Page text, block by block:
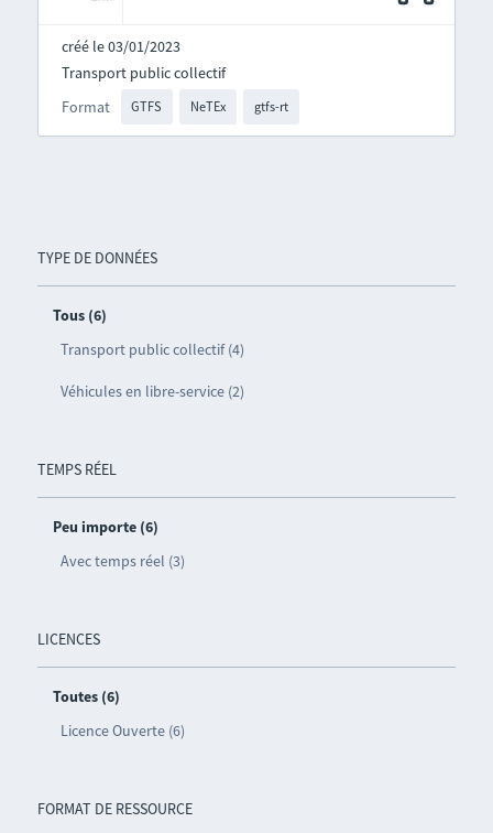
TYPE DE DONNÉES
Tous (6)
Transport public collectif (4)
Véhicules en libre-service (2)
TEMPS RÉEL
Peu importe (6)
Avec temps réel (3)
LICENCES
Toutes (6)
Licence Ouverte (6)
FORMAT DE RESSOURCE
créé le 03/01/2023
Format GTFS NeTEx gtfs-rt
Transport public collectif